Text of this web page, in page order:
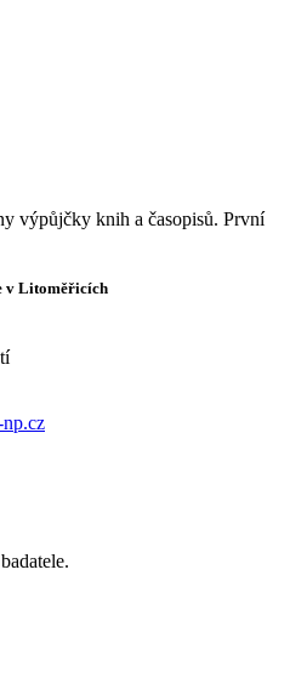
výpůjčky knih a časopisů. První
v Litoměřicích